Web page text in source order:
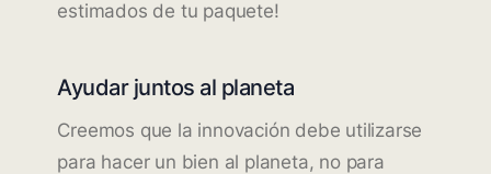
estimados de tu paquete!
Ayudar juntos al planeta
Creemos que la innovación debe utilizarse
para hacer un bien al planeta, no para